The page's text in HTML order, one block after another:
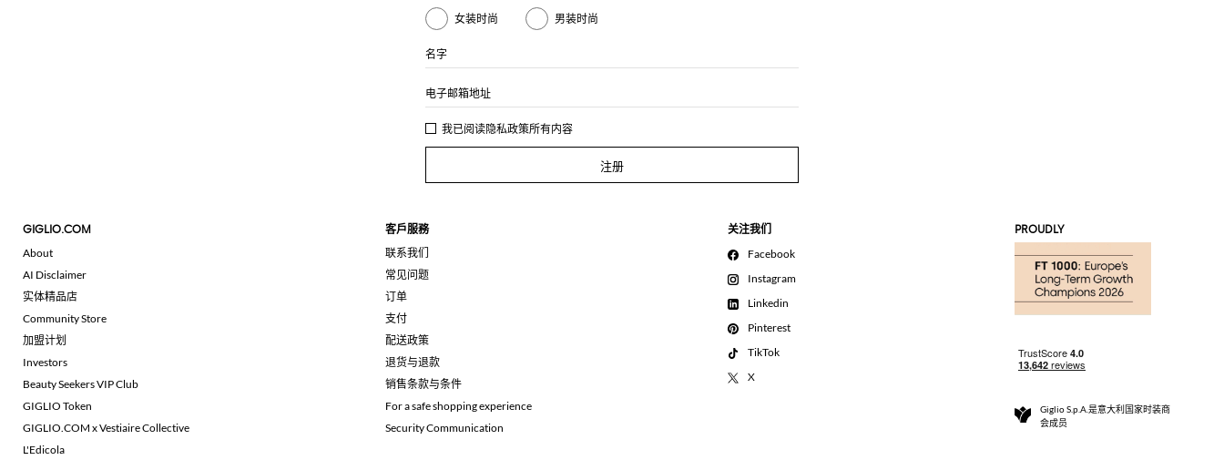
女装时尚 男装时尚
名字
电子邮箱地址
我已阅读隐私政策所有内容
注册
GIGLIO.COM
About
AI Disclaimer
实体精品店
Community Store
加盟计划
Investors
Beauty Seekers VIP Club
GIGLIO Token
GIGLIO.COM x Vestiaire Collective
L'Edicola
客戶服務
联系我们
常见问题
订单
支付
配送政策
退货与退款
销售条款与条件
For a safe shopping experience
Security Communication
关注我们
Facebook
Instagram
Linkedin
Pinterest
TikTok
X
PROUDLY
Giglio S.p.A.是意大利国家时装商
会成员